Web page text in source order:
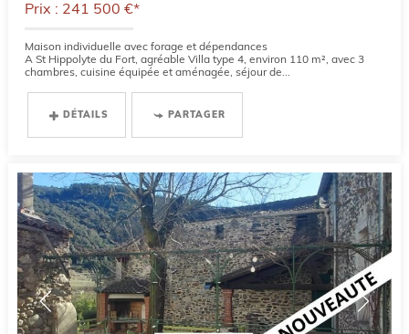
Prix : 241 500 €*
Maison individuelle avec forage et dépendances
A St Hippolyte du Fort, agréable Villa type 4, environ 110 m², avec 3
chambres, cuisine équipée et aménagée, séjour de...
DÉTAILS PARTAGER